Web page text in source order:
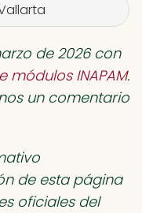
de 2026 con
INAPAM.
un comentario
de esta página
oficiales del